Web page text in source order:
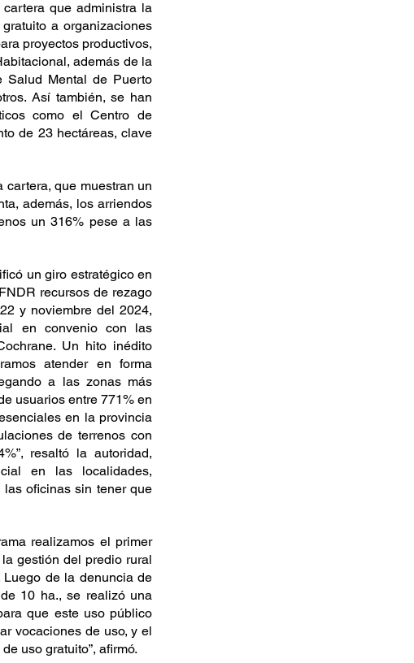
que administra la
a organizaciones
proyectos productivos,
además de la
Salud Mental de Puerto
Así también, se han
como el Centro de
de 23 hectáreas, clave
que muestran un
además, los arriendos
un 316% pese a las
un giro estratégico en
recursos de rezago
y noviembre del 2024,
en convenio con las
Un hito inédito
atender en forma
a las zonas más
usuarios entre 771% en
en la provincia
de terrenos con
resaltó la autoridad,
en las localidades,
oficinas sin tener que
realizamos el primer
gestión del predio rural
de la denuncia de
10 ha., se realizó una
que este uso público
vocaciones de uso, y el
uso gratuito”, afirmó.